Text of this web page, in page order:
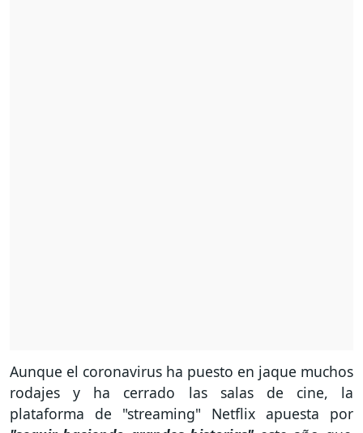
Aunque el coronavirus ha puesto en jaque muchos
rodajes y ha cerrado las salas de cine, la
plataforma de "streaming" Netflix apuesta por